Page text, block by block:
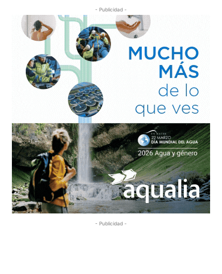
- Publicidad -
- Publicidad -